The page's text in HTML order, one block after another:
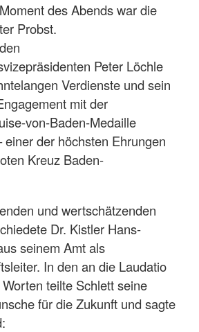
des Abends war die
Probst.
Peter Löchle
Verdienste und sein
mit der
von-Baden-Medaille
einer der höchsten Ehrungen
Kreuz Baden-
und wertschätzenden
Dr. Kistler Hans-
seinem Amt als
In den an die Laudatio
teilte Schlett seine
für die Zukunft und sagte